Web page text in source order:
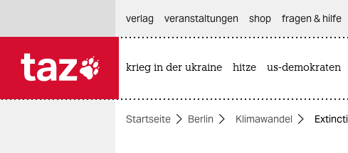
themen
verlag
veranstaltungen shop fragen & hilfe
krieg in der ukraine hitze us-demokraten
Startseite Berlin Klimawandel